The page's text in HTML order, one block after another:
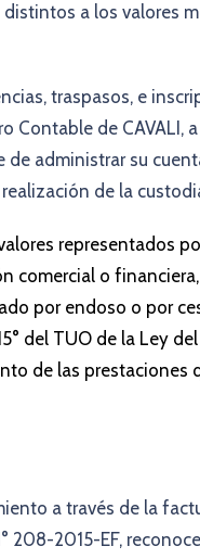
a los valores
traspasos, e
Contable de
de administrar su
de la
representados
comercial o
por endoso o por
del TUO de la Ley
de las
a través de la
208-2015-EF,